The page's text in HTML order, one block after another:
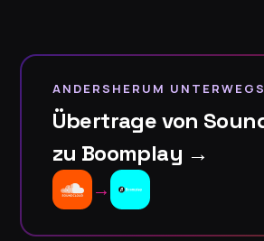
ANDERSHERUM
Übertrage von
zu Boomplay →
→